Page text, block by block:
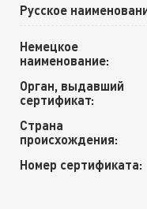
Русское
Немецкое
наименование:
Орган, выдавший
сертификат:
Страна
происхождения:
Номер сертификата: